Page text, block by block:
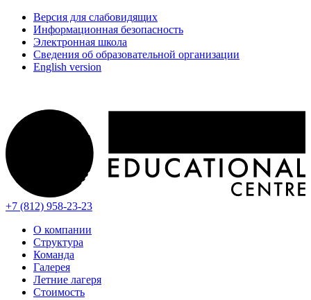
Версия для слабовидящих
Информационная безопасность
Электронная школа
Сведения об образовательной организации
English version
+7 (812) 958-23-23
О компании
Структура
Команда
Галерея
Летние лагеря
Стоимость